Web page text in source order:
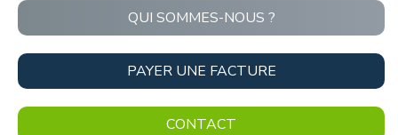
QUI SOMMES-NOUS ?
PAYER UNE FACTURE
CONTACT